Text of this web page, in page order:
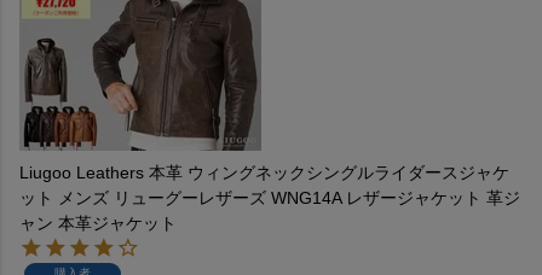
Liugoo Leathers 本革 ウィングネックシングルライダースジャケ
ット メンズ リューグーレザーズ WNG14A レザージャケット 革ジ
ャン 本革ジャケット